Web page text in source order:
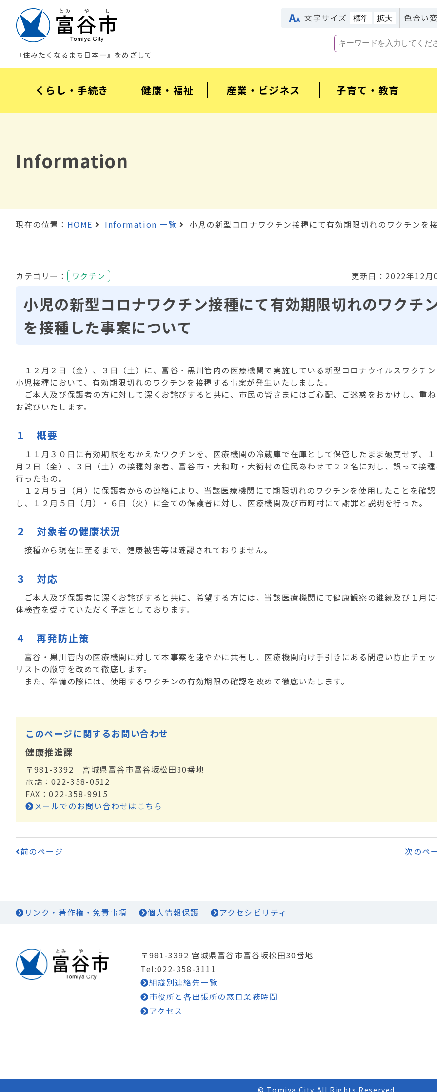
『住みたくなるまち日本一』をめざして
文字サイズ 標準 拡大 色合い
くらし・手続き 健康・福祉 産業・ビジネス 子育て・教育
Information
現在の位置： HOME Information 一覧 小児の新型コロナワクチン接種にて有効期限切れのワクチンを
カテゴリー： ワクチン 更新日：2022年12月
小児の新型コロナワクチン接種にて有効期限切れのワクチ
を接種した事案について
１２月２日（金）、３日（土）に、富谷・黒川管内の医療機関で実施している新型コロナウイルスワクチ
小児接種において、有効期限切れのワクチンを接種する事案が発生いたしました。
ご本人及び保護者の方に対して深くお詫びすると共に、市民の皆さまにはご心配、ご迷惑をおかけし、重
お詫びいたします。
１ 概要
１１月３０日に有効期限をむかえたワクチンを、医療機関の冷蔵庫で在庫として保管したまま破棄せず、
月２日（金）、３日（土）の接種対象者、富谷市・大和町・大衡村の住民あわせて２２名に対し、誤って接
行ったもの。
１２月５日（月）に保護者からの連絡により、当該医療機関にて期限切れのワクチンを使用したことを確認
し、１２月５日（月）・６日（火）に全ての保護者に対し、医療機関及び市町村にて謝罪と説明を行った。
２ 対象者の健康状況
接種から現在に至るまで、健康被害等は確認されておりません。
３ 対応
ご本人及び保護者に深くお詫びすると共に、希望する方には、当該医療機関にて健康観察の継続及び１月
体検査を受けていただく予定としております。
４ 再発防止策
富谷・黒川管内の医療機関に対して本事案を速やかに共有し、医療機関向け手引きにある間違い防止チェ
リストの厳守を改めて徹底します。
また、準備の際には、使用するワクチンの有効期限の確認を改めて徹底いたします。
このページに関するお問い合わせ
健康推進課
〒981-3392 宮城県富谷市富谷坂松田30番地
電話：022-358-0512
FAX：022-358-9915
メールでのお問い合わせはこちら
前のページ 次のペ
リンク・著作権・免責事項 個人情報保護 アクセシビリティ
〒981-3392 宮城県富谷市富谷坂松田30番地
Tel:022-358-3111
組織別連絡先一覧
市役所と各出張所の窓口業務時間
アクセス
© Tomiya City All Rights Reserved.